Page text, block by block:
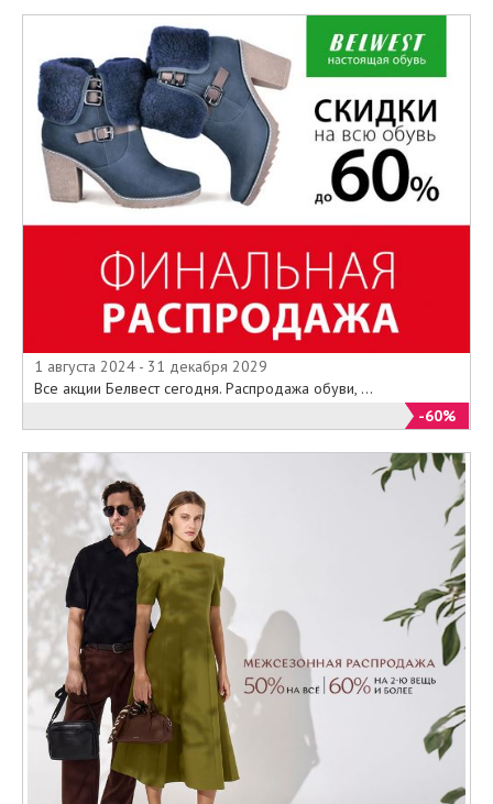
1 августа 2024 - 31 декабря 2029
Все акции Белвест сегодня. Распродажа обуви, ...
-60%